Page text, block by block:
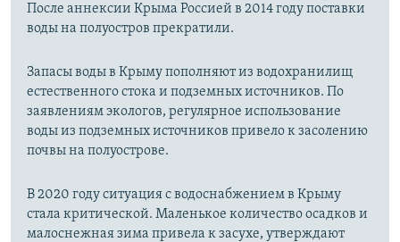
После аннексии Крыма Россией в 2014 году поставки
воды на полуостров прекратили.
Запасы воды в Крыму пополняют из водохранилищ
естественного стока и подземных источников. По
заявлениям экологов, регулярное использование
воды из подземных источников привело к засолению
почвы на полуострове.
В 2020 году ситуация с водоснабжением в Крыму
стала критической. Маленькое количество осадков и
малоснежная зима привела к засухе, утверждают